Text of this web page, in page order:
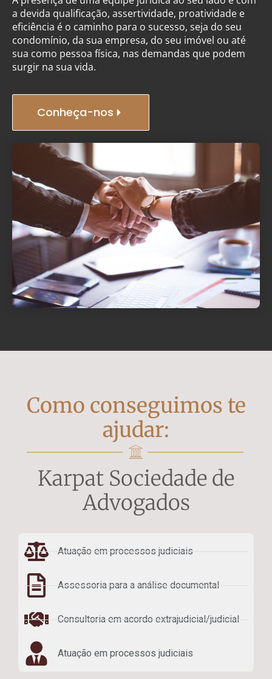
a devida qualificação, assertividade, proatividade e
eficiência é o caminho para o sucesso, seja do seu
condomínio, da sua empresa, do seu imóvel ou até
sua como pessoa física, nas demandas que podem
surgir na sua vida.
Conheça-nos
Como conseguimos te
ajudar:
Karpat Sociedade de
Advogados
Atuação em processos judiciais
Assessoria para a análise documental
Consultoria em acordo extrajudicial/judicial
Atuação em processos judiciais